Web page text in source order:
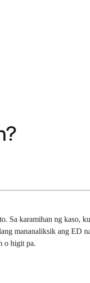
Sa karamihan ng kaso,
mananaliksik ang ED
o higit pa.